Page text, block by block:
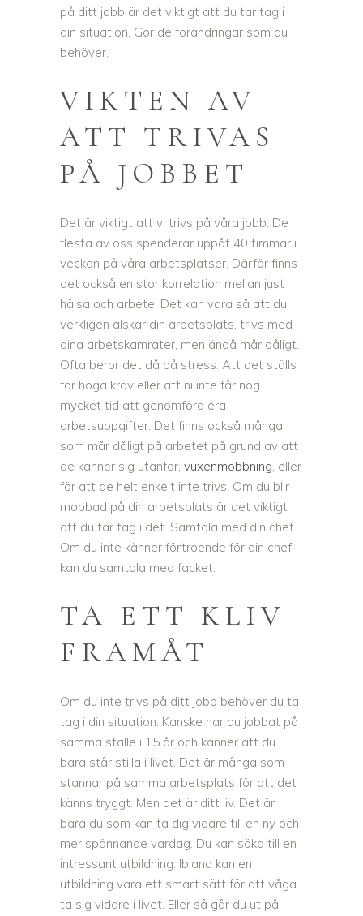
på ditt jobb är det viktigt att du tar tag i
din situation. Gör de förändringar som du
behöver.
VIKTEN AV
ATT TRIVAS
PÅ JOBBET
Det är viktigt att vi trivs på våra jobb. De
flesta av oss spenderar uppåt 40 timmar i
veckan på våra arbetsplatser. Därför finns
det också en stor korrelation mellan just
hälsa och arbete. Det kan vara så att du
verkligen älskar din arbetsplats, trivs med
dina arbetskamrater, men ändå mår dåligt.
Ofta beror det då på stress. Att det ställs
för höga krav eller att ni inte får nog
mycket tid att genomföra era
arbetsuppgifter. Det finns också många
som mår dåligt på arbetet på grund av att
de känner sig utanför, vuxenmobbning, eller
för att de helt enkelt inte trivs. Om du blir
mobbad på din arbetsplats är det viktigt
att du tar tag i det. Samtala med din chef.
Om du inte känner förtroende för din chef
kan du samtala med facket.
TA ETT KLIV
FRAMÅT
Om du inte trivs på ditt jobb behöver du ta
tag i din situation. Kanske har du jobbat på
samma ställe i 15 år och känner att du
bara står stilla i livet. Det är många som
stannar på samma arbetsplats för att det
känns tryggt. Men det är ditt liv. Det är
bara du som kan ta dig vidare till en ny och
mer spännande vardag. Du kan söka till en
intressant utbildning. Ibland kan en
utbildning vara ett smart sätt för att våga
ta sig vidare i livet. Eller så går du ut på